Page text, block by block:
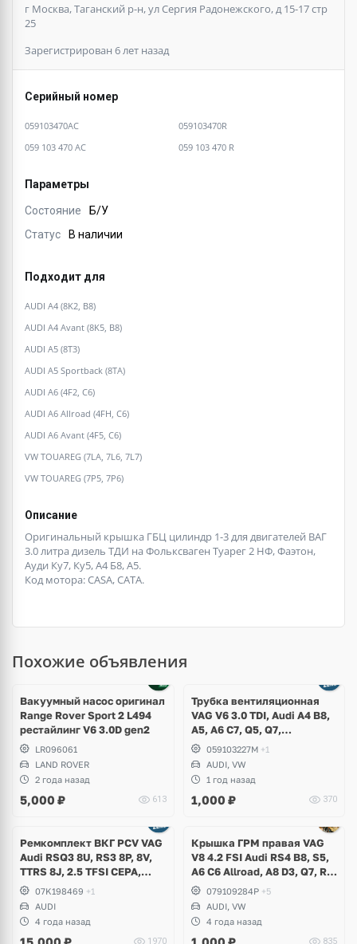
г Москва, Таганский р-н, ул Сергия Радонежского, д 15-17 стр
25
Зарегистрирован 6 лет назад
Серийный номер
059103470AC
059103470R
059 103 470 AC
059 103 470 R
Параметры
Состояние
Б/У
Статус
В наличии
Подходит для
AUDI A4 (8K2, B8)
AUDI A4 Avant (8K5, B8)
AUDI A5 (8T3)
AUDI A5 Sportback (8TA)
AUDI A6 (4F2, C6)
AUDI A6 Allroad (4FH, C6)
AUDI A6 Avant (4F5, C6)
VW TOUAREG (7LA, 7L6, 7L7)
VW TOUAREG (7P5, 7P6)
Описание
Оригинальный крышка ГБЦ цилиндр 1-3 для двигателей ВАГ
3.0 литра дизель ТДИ на Фольксваген Туарег 2 НФ, Фаэтон,
Ауди Ку7, Ку5, А4 Б8, А5.
Код мотора: CASA, CATA.
Похожие объявления
Вакуумный насос оригинал
Range Rover Sport 2 L494
рестайлинг V6 3.0D gen2
LR096061
LAND ROVER
2 года назад
5,000 ₽ 613
Трубка вентиляционная
VAG V6 3.0 TDI, Audi A4 B8,
A5, A6 C7, Q5, Q7,
Volkswagen Touareg GP, NF
059103227M +1
AUDI, VW
1 год назад
1,000 ₽ 370
Ремкомплект ВКГ PCV VAG
Audi RSQ3 8U, RS3 8P, 8V,
TTRS 8J, 2.5 TFSI CEPA,
CZGA, CZGB, CTSA
07K198469 +1
AUDI
4 года назад
1970
Крышка ГРМ правая VAG
V8 4.2 FSI Audi RS4 B8, S5,
A6 C6 Allroad, A8 D3, Q7, R8
Spyder, Volkswagen
Touareg 1, NF
079109284P +5
AUDI, VW
4 года назад
835